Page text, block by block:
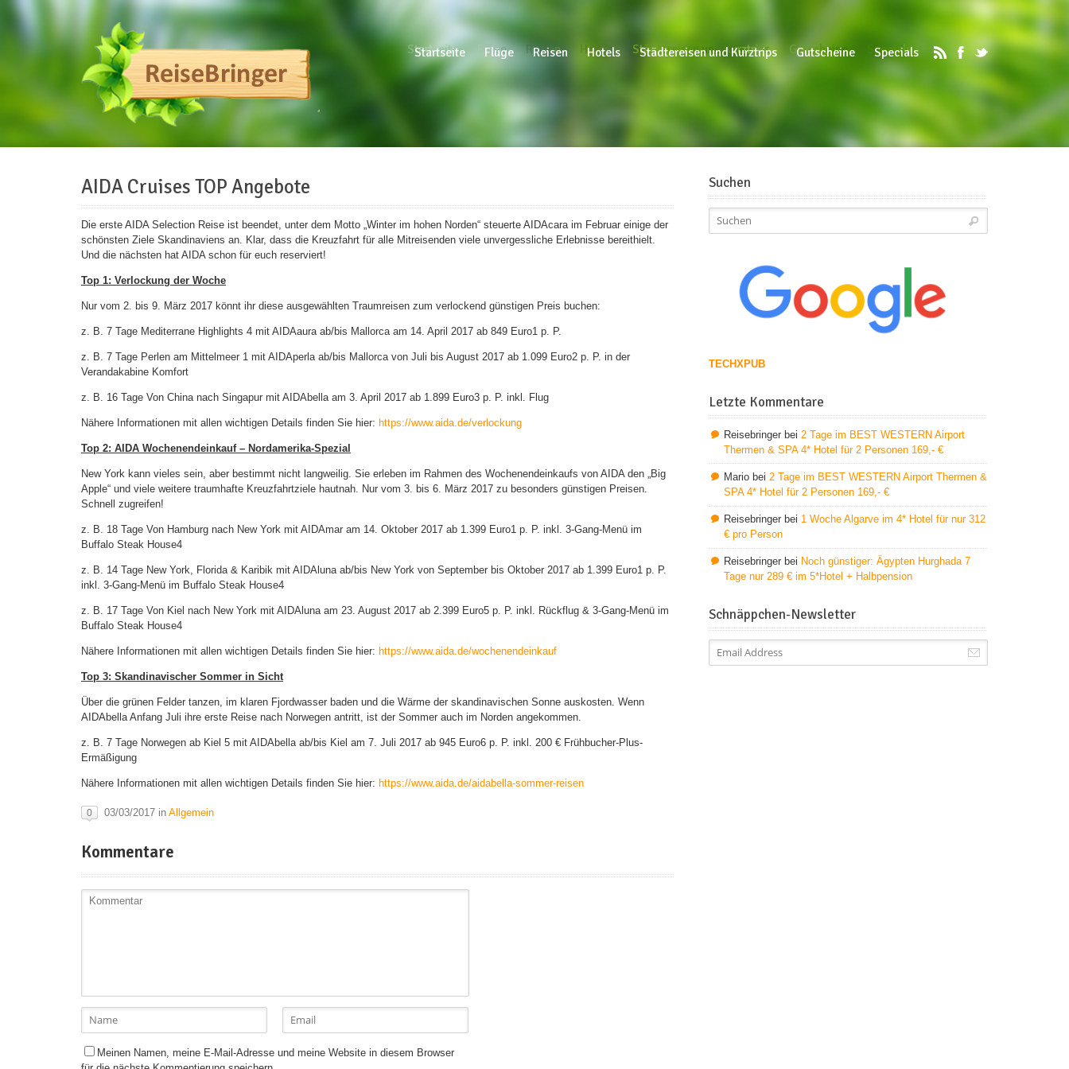
Startseite
Startseite Flüge
Flüge Reisen
Reisen Hotels
Hotels Städtereisen und Kurztrips
Städtereisen und Kurztrips Gutscheine
Gutscheine Specials
Specials
AIDA Cruises TOP Angebote
Die erste AIDA Selection Reise ist beendet, unter dem Motto „Winter im hohen Norden“ steuerte AIDAcara im Februar einige der
schönsten Ziele Skandinaviens an. Klar, dass die Kreuzfahrt für alle Mitreisenden viele unvergessliche Erlebnisse bereithielt.
Und die nächsten hat AIDA schon für euch reserviert!
Top 1: Verlockung der Woche
Nur vom 2. bis 9. März 2017 könnt ihr diese ausgewählten Traumreisen zum verlockend günstigen Preis buchen:
z. B. 7 Tage Mediterrane Highlights 4 mit AIDAaura ab/bis Mallorca am 14. April 2017 ab 849 Euro1 p. P.
z. B. 7 Tage Perlen am Mittelmeer 1 mit AIDAperla ab/bis Mallorca von Juli bis August 2017 ab 1.099 Euro2 p. P. in der
Verandakabine Komfort
z. B. 16 Tage Von China nach Singapur mit AIDAbella am 3. April 2017 ab 1.899 Euro3 p. P. inkl. Flug
Nähere Informationen mit allen wichtigen Details finden Sie hier: https://www.aida.de/verlockung
Top 2: AIDA Wochenendeinkauf – Nordamerika-Spezial
New York kann vieles sein, aber bestimmt nicht langweilig. Sie erleben im Rahmen des Wochenendeinkaufs von AIDA den „Big
Apple“ und viele weitere traumhafte Kreuzfahrtziele hautnah. Nur vom 3. bis 6. März 2017 zu besonders günstigen Preisen.
Schnell zugreifen!
z. B. 18 Tage Von Hamburg nach New York mit AIDAmar am 14. Oktober 2017 ab 1.399 Euro1 p. P. inkl. 3-Gang-Menü im
Buffalo Steak House4
z. B. 14 Tage New York, Florida & Karibik mit AIDAluna ab/bis New York von September bis Oktober 2017 ab 1.399 Euro1 p. P.
inkl. 3-Gang-Menü im Buffalo Steak House4
z. B. 17 Tage Von Kiel nach New York mit AIDAluna am 23. August 2017 ab 2.399 Euro5 p. P. inkl. Rückflug & 3-Gang-Menü im
Buffalo Steak House4
Nähere Informationen mit allen wichtigen Details finden Sie hier: https://www.aida.de/wochenendeinkauf
Top 3: Skandinavischer Sommer in Sicht
Über die grünen Felder tanzen, im klaren Fjordwasser baden und die Wärme der skandinavischen Sonne auskosten. Wenn
AIDAbella Anfang Juli ihre erste Reise nach Norwegen antritt, ist der Sommer auch im Norden angekommen.
z. B. 7 Tage Norwegen ab Kiel 5 mit AIDAbella ab/bis Kiel am 7. Juli 2017 ab 945 Euro6 p. P. inkl. 200 € Frühbucher-Plus-
Ermäßigung
Nähere Informationen mit allen wichtigen Details finden Sie hier: https://www.aida.de/aidabella-sommer-reisen
0 03/03/2017 in Allgemein
Kommentare
Meinen Namen, meine E-Mail-Adresse und meine Website in diesem Browser
Suchen
TECHXPUB
Letzte Kommentare
Reisebringerbei 2 Tage im BEST WESTERN Airport
Thermen & SPA 4* Hotel für 2 Personen 169,- €
Mariobei 2 Tage im BEST WESTERN Airport Thermen &
SPA 4* Hotel für 2 Personen 169,- €
Reisebringerbei 1 Woche Algarve im 4* Hotel für nur 312
€ pro Person
Reisebringerbei Noch günstiger: Ägypten Hurghada 7
Tage nur 289 € im 5*Hotel + Halbpension
Schnäppchen-Newsletter